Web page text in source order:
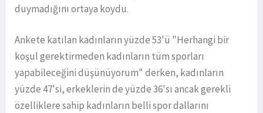
duymadığını ortaya koydu.
Ankete katılan kadınların yüzde 53'ü "Herhangi bir
koşul gerektirmeden kadınların tüm sporları
yapabileceğini düşünüyorum" derken, kadınların
yüzde 47'si, erkeklerin de yüzde 36'sı ancak gerekli
özelliklere sahip kadınların belli spor dallarını